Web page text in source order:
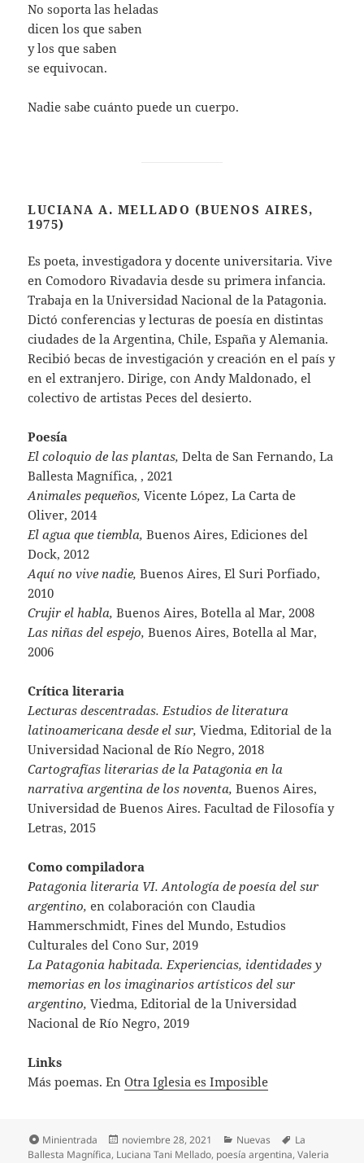
No soporta las heladas
dicen los que saben
y los que saben
se equivocan.
Nadie sabe cuánto puede un cuerpo.
LUCIANA A. MELLADO (BUENOS AIRES,
1975)
Es poeta, investigadora y docente universitaria. Vive
en Comodoro Rivadavia desde su primera infancia.
Trabaja en la Universidad Nacional de la Patagonia.
Dictó conferencias y lecturas de poesía en distintas
ciudades de la Argentina, Chile, España y Alemania.
Recibió becas de investigación y creación en el país y
en el extranjero. Dirige, con Andy Maldonado, el
colectivo de artistas Peces del desierto.
Poesía
El coloquio de las plantas, Delta de San Fernando, La
Ballesta Magnífica, , 2021
Animales pequeños, Vicente López, La Carta de
Oliver, 2014
El agua que tiembla, Buenos Aires, Ediciones del
Dock, 2012
Aquí no vive nadie,Buenos Aires, El Suri Porfiado,
2010
Crujir el habla, Buenos Aires, Botella al Mar, 2008
Las niñas del espejo, Buenos Aires, Botella al Mar,
2006
Crítica literaria
Lecturas descentradas. Estudios de literatura
latinoamericana desde el sur, Viedma, Editorial de la
Universidad Nacional de Río Negro, 2018
Cartografías literarias de la Patagonia en la
narrativa argentina de los noventa, Buenos Aires,
Universidad de Buenos Aires. Facultad de Filosofía y
Letras, 2015
Como compiladora
Patagonia literaria VI. Antología de poesía del sur
argentino,en colaboración con Claudia
Hammerschmidt, Fines del Mundo, Estudios
Culturales del Cono Sur, 2019
La Patagonia habitada. Experiencias, identidades y
memorias en los imaginarios artísticos del sur
argentino,Viedma, Editorial de la Universidad
Nacional de Río Negro, 2019
Links
Más poemas. EnOtra Iglesia es Imposible
Formato
Minientrada
Publicado
el
noviembre 28, 2021 Categorías
Nuevas Etiquetas
La
Ballesta Magnífica, Luciana Tani Mellado, poesía argentina,Valeria